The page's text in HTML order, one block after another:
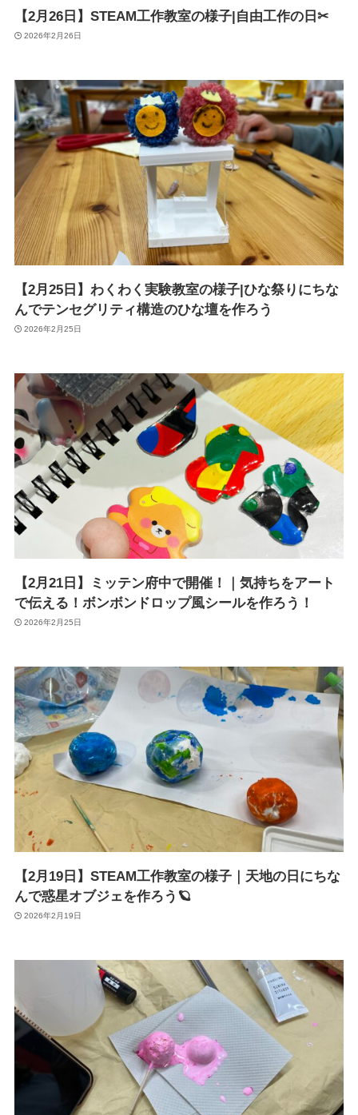
【2月26日】STEAM工作教室の様子|自由工作の日✂
2026年2月26日
【2月25日】わくわく実験教室の様子|ひな祭りにちな
んでテンセグリティ構造のひな壇を作ろう
2026年2月25日
【2月21日】ミッテン府中で開催！｜気持ちをアート
で伝える！ボンボンドロップ風シールを作ろう！
2026年2月25日
【2月19日】STEAM工作教室の様子｜天地の日にちな
んで惑星オブジェを作ろう🪐
2026年2月19日